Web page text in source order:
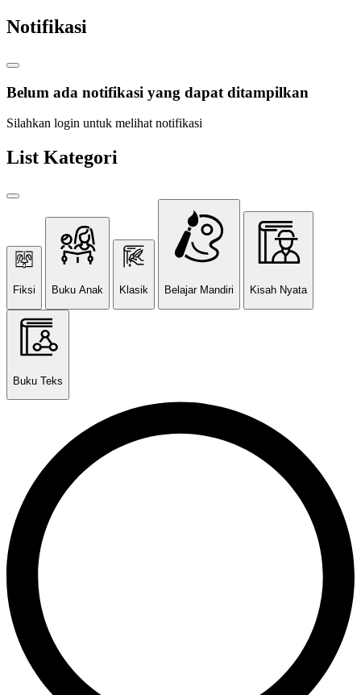
Notifikasi
Belum ada notifikasi yang dapat ditampilkan
Silahkan login untuk melihat notifikasi
List Kategori
Fiksi Buku Anak Klasik Belajar Mandiri Kisah Nyata
Buku Teks